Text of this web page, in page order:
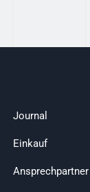
Journal
Einkauf
Ansprechpartner